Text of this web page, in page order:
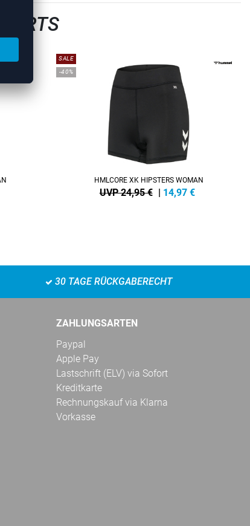
SALE
-40%
HMLCORE XK HIPSTERS WOMAN
UVP 24,95 € | 14,97 €
30 TAGE RÜCKGABERECHT
ZAHLUNGSARTEN
Paypal
Apple Pay
Lastschrift (ELV) via Sofort
Kreditkarte
Rechnungskauf via Klarna
Vorkasse